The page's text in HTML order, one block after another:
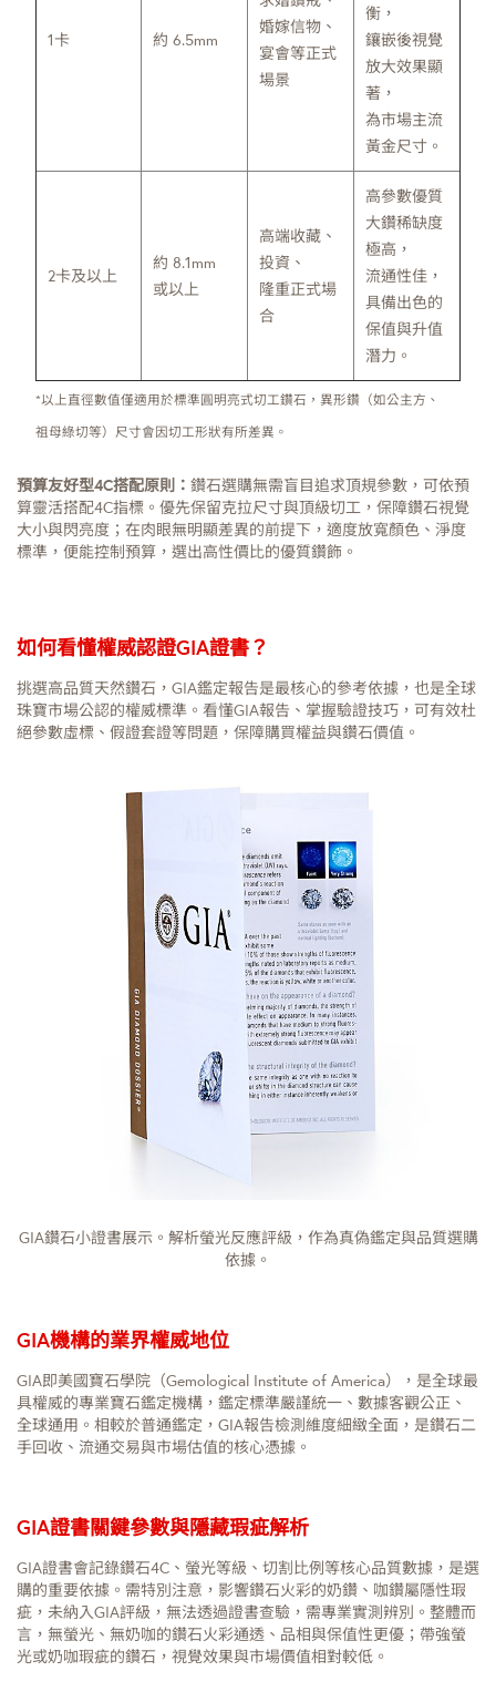
1卡 約 6.5mm
婚嫁信物、
宴會等正式
場景
衡，
鑲嵌後視覺
放大效果顯
著，
為市場主流
黃金尺寸。
2卡及以上
約 8.1mm
或以上
高端收藏、
投資、
隆重正式場
合
高參數優質
大鑽稀缺度
極高，
流通性佳，
具備出色的
保值與升值
潛力。
*以上直徑數值僅適用於標準圓明亮式切工鑽石，異形鑽（如公主方、
祖母綠切等）尺寸會因切工形狀有所差異。
預算友好型4C搭配原則： 鑽石選購無需盲目追求頂規參數，可依預
算靈活搭配4C指標。優先保留克拉尺寸與頂級切工，保障鑽石視覺
大小與閃亮度；在肉眼無明顯差異的前提下，適度放寬顏色、淨度
標準，便能控制預算，選出高性價比的優質鑽飾。
如何看懂權威認證GIA證書？
挑選高品質天然鑽石，GIA鑑定報告是最核心的參考依據，也是全球
珠寶市場公認的權威標準。看懂GIA報告、掌握驗證技巧，可有效杜
絕參數虛標、假證套證等問題，保障購買權益與鑽石價值。
GIA鑽石小證書展示。解析螢光反應評級，作為真偽鑑定與品質選購
依據。
GIA機構的業界權威地位
GIA即美國寶石學院（Gemological Institute of America），是全球最
具權威的專業寶石鑑定機構，鑑定標準嚴謹統一、數據客觀公正、
全球通用。相較於普通鑑定，GIA報告檢測維度細緻全面，是鑽石二
手回收、流通交易與市場估值的核心憑據。
GIA證書關鍵參數與隱藏瑕疵解析
GIA證書會記錄鑽石4C、螢光等級、切割比例等核心品質數據，是選
購的重要依據。需特別注意，影響鑽石火彩的奶鑽、咖鑽屬隱性瑕
疵，未納入GIA評級，無法透過證書查驗，需專業實測辨別。整體而
言，無螢光、無奶咖的鑽石火彩通透、品相與保值性更優；帶強螢
光或奶咖瑕疵的鑽石，視覺效果與市場價值相對較低。